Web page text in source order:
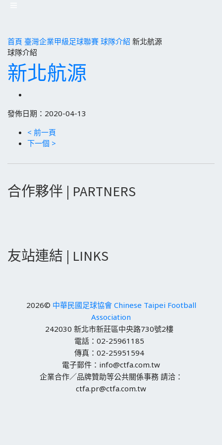
首頁 臺灣企業甲級足球聯賽 球隊介紹 新北航源
球隊介紹
新北航源
發佈日期：2020-04-13
< 前一頁
下一個 >
合作夥伴 | PARTNERS
友站連結 | LINKS
2026© 中華民國足球協會 Chinese Taipei Football
Association
242030 新北市新莊區中央路730號2樓
電話：02-25961185
傳真：02-25951594
電子郵件：info@ctfa.com.tw
企業合作／品牌贊助等公共關係事務 請洽：
ctfa.pr@ctfa.com.tw